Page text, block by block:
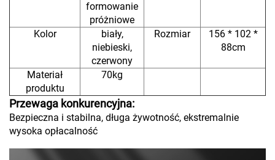
formowanie
próżniowe
Kolor
biały,
niebieski,
czerwony
Rozmiar
156 * 102 *
88cm
Materiał
produktu
70kg
Przewaga konkurencyjna:
Bezpieczna i stabilna, długa żywotność, ekstremalnie
wysoka opłacalność